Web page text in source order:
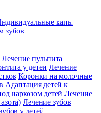
капы
зубов
Лечение пульпита
у детей Лечение
Коронки на молочные
Адаптация детей к
наркозом детей Лечение
Лечение зубов
у детей